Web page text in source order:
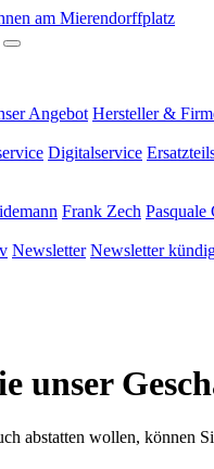
Angebot Hersteller &
Digitalservice
Frank Zech Pasquale
Newsletter Newsletter
unser
abstatten wollen, können